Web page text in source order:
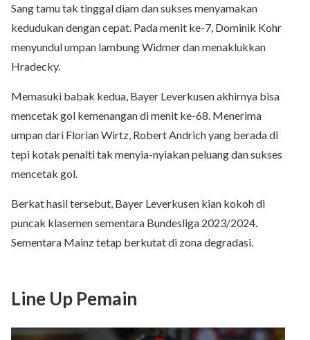
Sang tamu tak tinggal diam dan sukses menyamakan
kedudukan dengan cepat. Pada menit ke-7, Dominik Kohr
menyundul umpan lambung Widmer dan menaklukkan
Hradecky.
Memasuki babak kedua, Bayer Leverkusen akhirnya bisa
mencetak gol kemenangan di menit ke-68. Menerima
umpan dari Florian Wirtz, Robert Andrich yang berada di
tepi kotak penalti tak menyia-nyiakan peluang dan sukses
mencetak gol.
Berkat hasil tersebut, Bayer Leverkusen kian kokoh di
puncak klasemen sementara Bundesliga 2023/2024.
Sementara Mainz tetap berkutat di zona degradasi.
Line Up Pemain